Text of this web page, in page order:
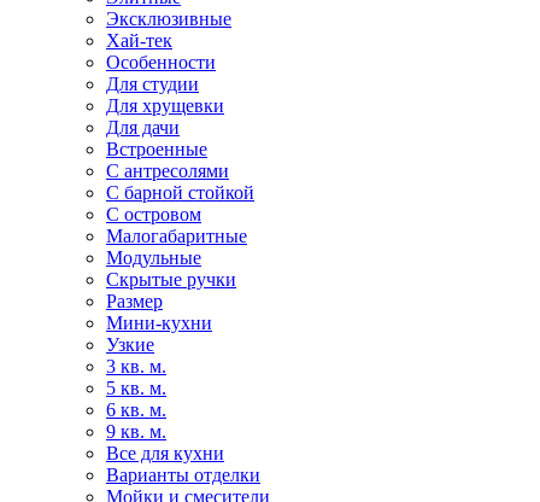
Эксклюзивные
Хай-тек
Особенности
Для студии
Для хрущевки
Для дачи
Встроенные
С антресолями
С барной стойкой
С островом
Малогабаритные
Модульные
Скрытые ручки
Размер
Мини-кухни
Узкие
3 кв. м.
5 кв. м.
6 кв. м.
9 кв. м.
Все для кухни
Варианты отделки
Мойки и смесители